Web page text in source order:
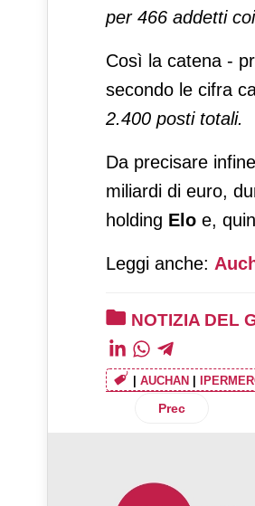
per 466 addetti
Così la catena -
secondo le cifra
2.400 posti totali.
Da precisare
miliardi di euro,
holding Elo e,
Leggi anche:
NOTIZIA DEL
AUCHAN
Articolo
Prec